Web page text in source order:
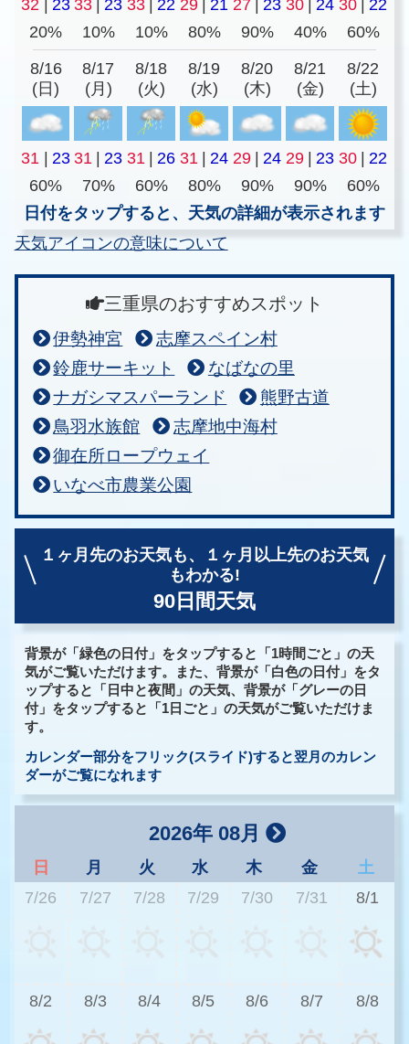
32 | 23 33 | 23 33 | 22 29 | 21 27 | 23 30 | 24 30 | 22
20%
10% 10% 80% 90% 40% 60%
8/16
(日)
8/17
(月)
8/18
(火)
8/19
(水)
8/20
(木)
8/21
(金)
8/22
(土)
31 | 23 31 | 23 31 | 26 31 | 24 29 | 24 29 | 23 30 | 22
60%
70% 60% 80% 90% 90%
60%
日付をタップすると、天気の詳細が表示されます
天気アイコンの意味について
三重県のおすすめスポット
伊勢神宮
志摩スペイン村
鈴鹿サーキット
なばなの里
ナガシマスパーランド
熊野古道
鳥羽水族館
志摩地中海村
御在所ロープウェイ
いなべ市農業公園
１ヶ月先のお天気も、
１ヶ月以上先のお天気
もわかる!
90日間天気
背景が「緑色の日付」をタップすると「1時間ごと」の天
気がご覧いただけます。また、背景が「白色の日付」をタ
ップすると「日中と夜間」の天気、背景が「グレーの日
付」をタップすると「1日ごと」の天気がご覧いただけま
す。
カレンダー部分をフリック(スライド)すると翌月のカレン
ダーがご覧になれます
2026年 08月
日 月 火 水 木 金
土
7/26
7/27 7/28 7/29 7/30 7/31 8/1
8/2 8/3 8/4 8/5 8/6 8/7 8/8